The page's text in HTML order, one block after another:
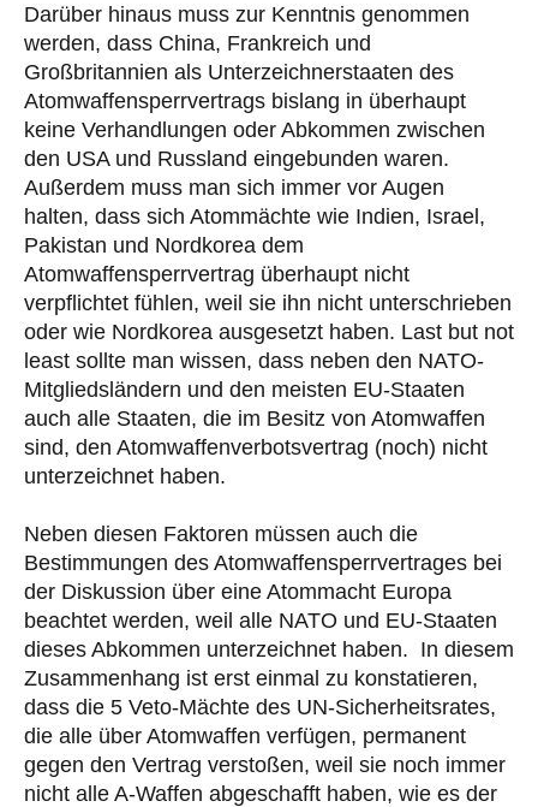
Darüber hinaus muss zur Kenntnis genommen
werden, dass China, Frankreich und
Großbritannien als Unterzeichnerstaaten des
Atomwaffensperrvertrags bislang in überhaupt
keine Verhandlungen oder Abkommen zwischen
den USA und Russland eingebunden waren.
Außerdem muss man sich immer vor Augen
halten, dass sich Atommächte wie Indien, Israel,
Pakistan und Nordkorea dem
Atomwaffensperrvertrag überhaupt nicht
verpflichtet fühlen, weil sie ihn nicht unterschrieben
oder wie Nordkorea ausgesetzt haben. Last but not
least sollte man wissen, dass neben den NATO-
Mitgliedsländern und den meisten EU-Staaten
auch alle Staaten, die im Besitz von Atomwaffen
sind, den Atomwaffenverbotsvertrag (noch) nicht
unterzeichnet haben.
Neben diesen Faktoren müssen auch die
Bestimmungen des Atomwaffensperrvertrages bei
der Diskussion über eine Atommacht Europa
beachtet werden, weil alle NATO und EU-Staaten
dieses Abkommen unterzeichnet haben. In diesem
Zusammenhang ist erst einmal zu konstatieren,
dass die 5 Veto-Mächte des UN-Sicherheitsrates,
die alle über Atomwaffen verfügen, permanent
gegen den Vertrag verstoßen, weil sie noch immer
nicht alle A-Waffen abgeschafft haben, wie es der